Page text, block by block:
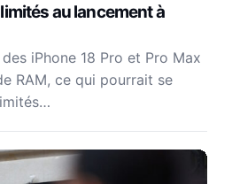
au lancement à
iPhone 18 Pro et Pro Max
RAM, ce qui pourrait se